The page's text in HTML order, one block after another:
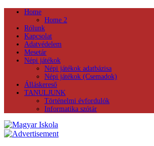
Home
Home 2
Rólunk
Kapcsolat
Adatvédelem
Mesetár
Népi játékok
Népi játékok adatbázisa
Népi játékok (Csemadok)
Álláskereső
TANULJUNK
Történelmi évfordulók
Informatika szótár